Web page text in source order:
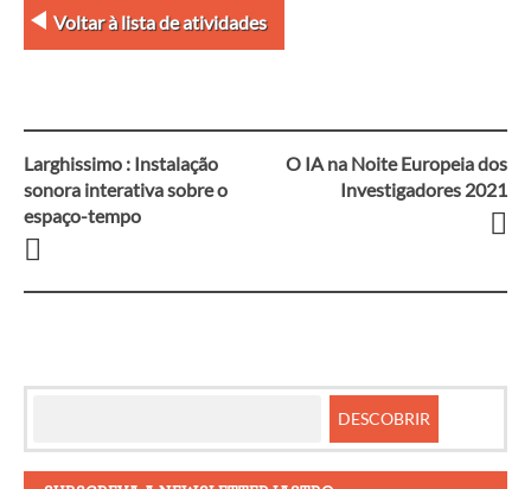
Voltar à lista de atividades
Navegação
entre
Larghissimo : Instalação
sonora interativa sobre o
espaço-tempo
O IA na Noite Europeia dos
Investigadores 2021